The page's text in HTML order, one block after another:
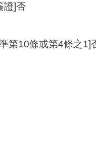
證]否
第10條或第4條之1]